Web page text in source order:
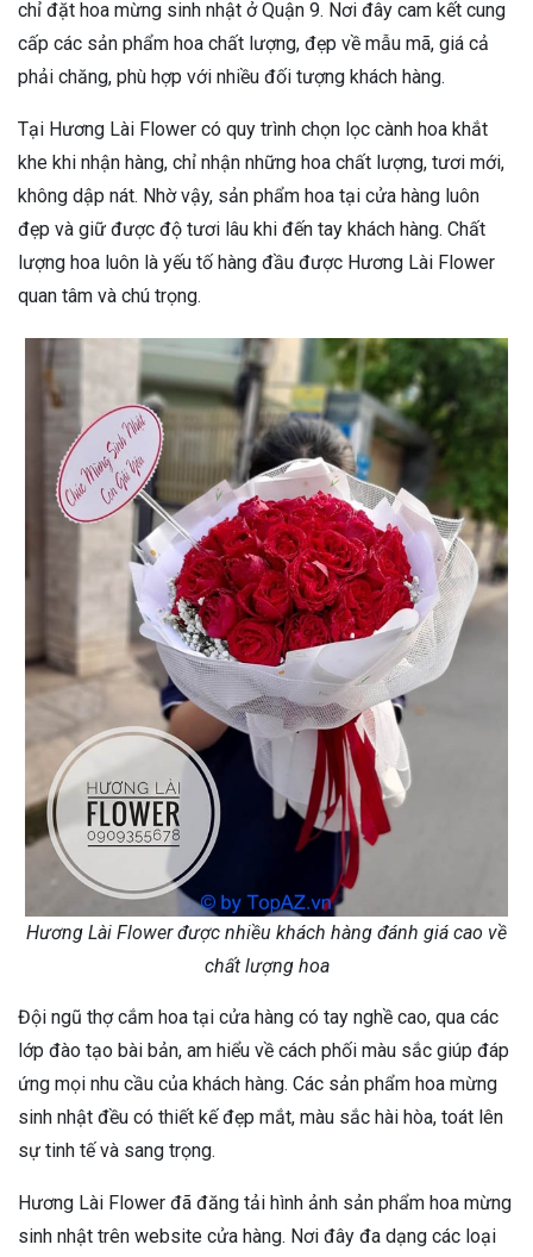
chỉ đặt hoa mừng sinh nhật ở Quận 9. Nơi đây cam kết cung
cấp các sản phẩm hoa chất lượng, đẹp về mẫu mã, giá cả
phải chăng, phù hợp với nhiều đối tượng khách hàng.
Tại Hương Lài Flower có quy trình chọn lọc cành hoa khắt
khe khi nhận hàng, chỉ nhận những hoa chất lượng, tươi mới,
không dập nát. Nhờ vậy, sản phẩm hoa tại cửa hàng luôn
đẹp và giữ được độ tươi lâu khi đến tay khách hàng. Chất
lượng hoa luôn là yếu tố hàng đầu được Hương Lài Flower
quan tâm và chú trọng.
Hương Lài Flower được nhiều khách hàng đánh giá cao về
chất lượng hoa
Đội ngũ thợ cắm hoa tại cửa hàng có tay nghề cao, qua các
lớp đào tạo bài bản, am hiểu về cách phối màu sắc giúp đáp
ứng mọi nhu cầu của khách hàng. Các sản phẩm hoa mừng
sinh nhật đều có thiết kế đẹp mắt, màu sắc hài hòa, toát lên
sự tinh tế và sang trọng.
Hương Lài Flower đã đăng tải hình ảnh sản phẩm hoa mừng
sinh nhật trên website cửa hàng. Nơi đây đa dạng các loại